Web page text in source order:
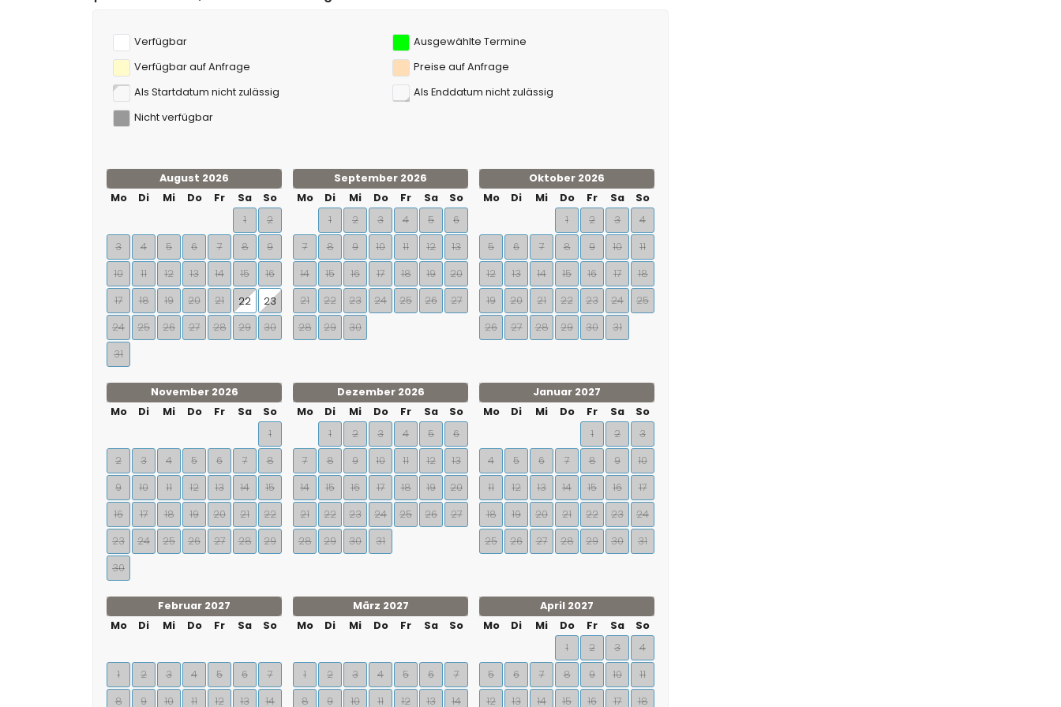
Verfügbar
Ausgewählte Termine
Verfügbar auf Anfrage
Preise auf Anfrage
Als Startdatum nicht zulässig
Als Enddatum nicht zulässig
Nicht verfügbar
August 2026
Mo
Di Mi Do Fr Sa
So
1
2
3
4 5 6 7 8
9
10
11 12 13 14 15
16
17
18 19 20 21 22
23
24
25 26 27 28 29
30
31
September 2026
Mo
Di Mi Do Fr Sa
So
1
2 3 4 5
6
7
8 9 10 11 12
13
14
15 16 17 18 19
20
21
22 23 24 25 26
27
28
29 30
Oktober 2026
Mo
Di Mi Do Fr Sa
So
1
2 3
4
5
6 7 8 9 10
11
12
13 14 15 16 17
18
19
20 21 22 23 24
25
26
27 28 29 30 31
November 2026
Mo
Di Mi Do Fr Sa
So
1
2
3 4 5 6 7
8
9
10 11 12 13 14
15
16
17 18 19 20 21
22
23
24 25 26 27 28
29
30
Dezember 2026
Mo
Di Mi Do Fr Sa
So
1
2 3 4 5
6
7
8 9 10 11 12
13
14
15 16 17 18 19
20
21
22 23 24 25 26
27
28
29 30 31
Januar 2027
Mo
Di Mi Do Fr Sa
So
1
2
3
4
5 6 7 8 9
10
11
12 13 14 15 16
17
18
19 20 21 22 23
24
25
26 27 28 29 30 31
Februar 2027
Mo
Di Mi Do Fr Sa So
1 2 3 4 5 6
7
8
9 10 11 12 13 14
März 2027
Mo
Di Mi Do Fr Sa So
1 2 3 4 5 6
7
8
9 10 11 12 13 14
April 2027
Mo
Di Mi Do Fr Sa
So
1
2 3
4
5
6 7 8 9 10
11
12
13 14 15 16 17 18